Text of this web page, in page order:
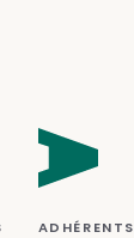
ADHÉRENTS